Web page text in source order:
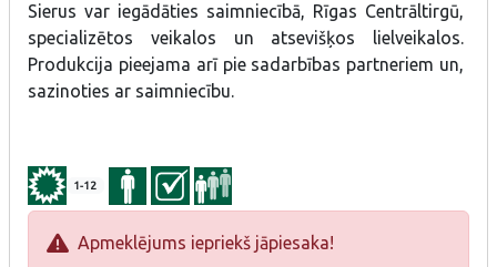
Sierus var iegādāties saimniecībā, Rīgas Centrāltirgū,
specializētos veikalos un atsevišķos lielveikalos.
Produkcija pieejama arī pie sadarbības partneriem un,
sazinoties ar saimniecību.
1-12
Apmeklējums iepriekš jāpiesaka!